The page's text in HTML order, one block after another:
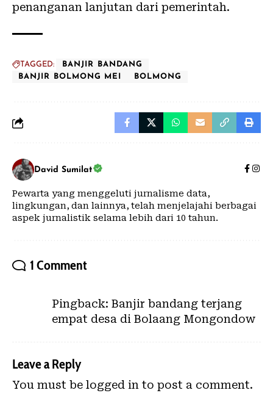
penanganan lanjutan dari pemerintah.
TAGGED:
BANJIR BANDANG
BANJIR BOLMONG MEI
BOLMONG
David Sumilat
Pewarta yang menggeluti jurnalisme data,
lingkungan, dan lainnya, telah menjelajahi berbagai
aspek jurnalistik selama lebih dari 10 tahun.
1 Comment
Pingback: Banjir bandang terjang
empat desa di Bolaang Mongondow
Leave a Reply
You must be logged in to post a comment.